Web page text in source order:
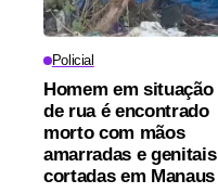
Policial
Homem em situação
de rua é encontrado
morto com mãos
amarradas e genitais
cortadas em Manaus